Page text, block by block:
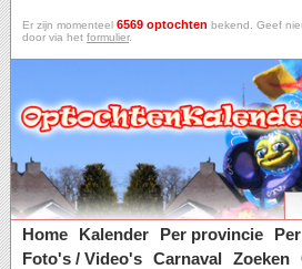
Er zijn momenteel 6569 optochten bekend. Geef
door via het formulier.
Home
Kalender Per provincie
Foto's / Video's Carnaval Zoeken